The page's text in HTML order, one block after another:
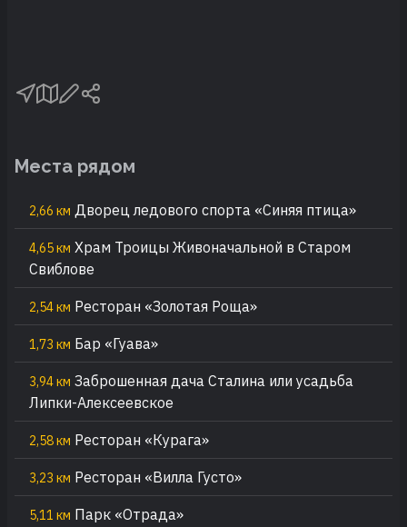
Места рядом
2,66 км Дворец ледового спорта «Синяя птица»
4,65 км Храм Троицы Живоначальной в Старом
Свиблове
2,54 км Ресторан «Золотая Роща»
1,73 км Бар «Гуава»
3,94 км Заброшенная дача Сталина или усадьба
Липки-Алексеевское
2,58 км Ресторан «Курага»
3,23 км Ресторан «Вилла Густо»
5,11 км Парк «Отрада»